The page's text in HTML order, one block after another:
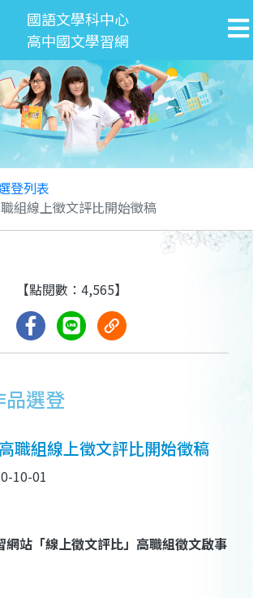
國語文學科中心
高中國文學習網
登列表
組線上徵文評比開始徵稿
品選登
【點閱數：4,565】
職組線上徵文評比開始徵稿
10-01
網站「線上徵文評比」高職組徵文啟事